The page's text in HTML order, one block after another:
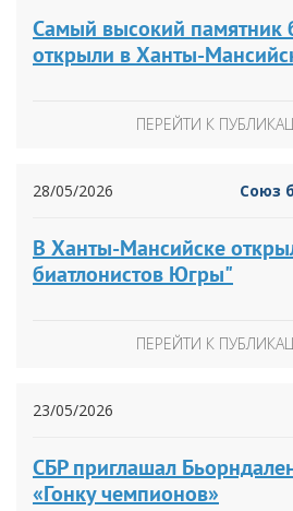
Самый высокий памятник
открыли в Ханты-
ПЕРЕЙТИ К
28/05/2026 Союз
В Ханты-Мансийске
биатлонистов Югры"
ПЕРЕЙТИ К
23/05/2026
СБР приглашал
«Гонку чемпионов»